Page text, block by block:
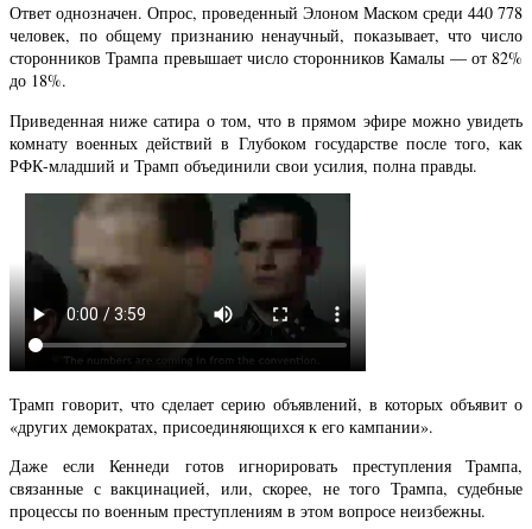
Ответ однозначен. Опрос, проведенный Элоном Маском среди 440 778
человек, по общему признанию ненаучный, показывает, что число
сторонников Трампа превышает число сторонников Камалы — от 82%
до 18%.
Приведенная ниже сатира о том, что в прямом эфире можно увидеть
комнату военных действий в Глубоком государстве после того, как
РФК-младший и Трамп объединили свои усилия, полна правды.
Трамп говорит, что сделает серию объявлений, в которых объявит о
«других демократах, присоединяющихся к его кампании».
Даже если Кеннеди готов игнорировать преступления Трампа,
связанные с вакцинацией, или, скорее, не того Трампа, судебные
процессы по военным преступлениям в этом вопросе неизбежны.